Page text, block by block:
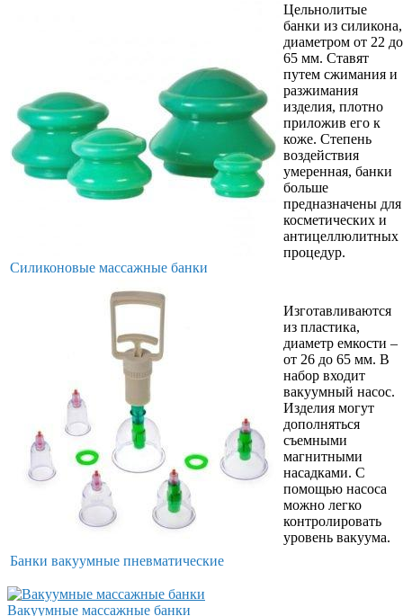
Силиконовые массажные банки
Цельнолитые
банки из силикона,
диаметром от 22 до
65 мм. Ставят
путем сжимания и
разжимания
изделия, плотно
приложив его к
коже. Степень
воздействия
умеренная, банки
больше
предназначены для
косметических и
антицеллюлитных
процедур.
Банки вакуумные пневматические
Изготавливаются
из пластика,
диаметр емкости –
от 26 до 65 мм. В
набор входит
вакуумный насос.
Изделия могут
дополняться
съемными
магнитными
насадками. С
помощью насоса
можно легко
контролировать
уровень вакуума.
Вакуумные массажные банки